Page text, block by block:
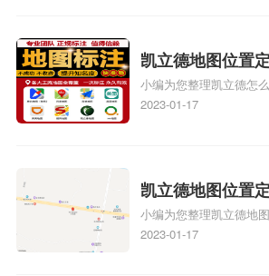
门指路人地图标注服务
怎么弄相关地图标注知
正文！
凯立德地图位置
自己的指路人地
心名？凯立德地
小编为您整理凯立德怎
啊、手机凯立德地图定
地图标注服务中心铺招
识，详情可查看下方正文
2023-01-17
凯立德地图位置
注？凯立德地图
标注？
小编为您整理凯立德地
标注怎么做啊、凯立德
2023-01-17